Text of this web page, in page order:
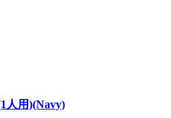
人用)(Navy)